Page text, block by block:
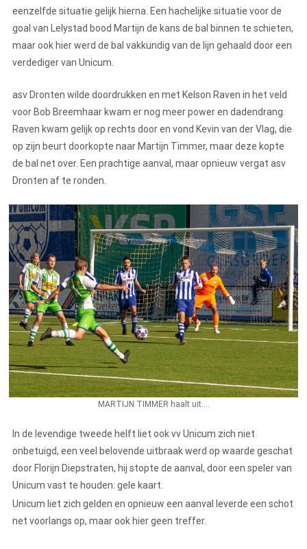
eenzelfde situatie gelijk hierna. Een hachelijke situatie voor de
goal van Lelystad bood Martijn de kans de bal binnen te schieten,
maar ook hier werd de bal vakkundig van de lijn gehaald door een
verdediger van Unicum.
asv Dronten wilde doordrukken en met Kelson Raven in het veld
voor Bob Breemhaar kwam er nog meer power en dadendrang.
Raven kwam gelijk op rechts door en vond Kevin van der Vlag, die
op zijn beurt doorkopte naar Martijn Timmer, maar deze kopte
de bal net over. Een prachtige aanval, maar opnieuw vergat asv
Dronten af te ronden.
MARTIJN TIMMER haalt uit....
In de levendige tweede helft liet ook vv Unicum zich niet
onbetuigd, een veel belovende uitbraak werd op waarde geschat
door Florijn Diepstraten, hij stopte de aanval, door een speler van
Unicum vast te houden: gele kaart.
Unicum liet zich gelden en opnieuw een aanval leverde een schot
net voorlangs op, maar ook hier geen treffer.